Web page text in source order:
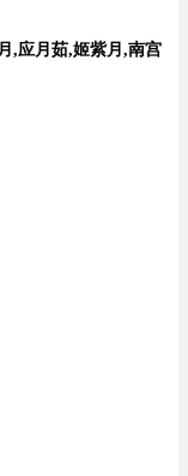
,应月茹,姬紫月,南宫